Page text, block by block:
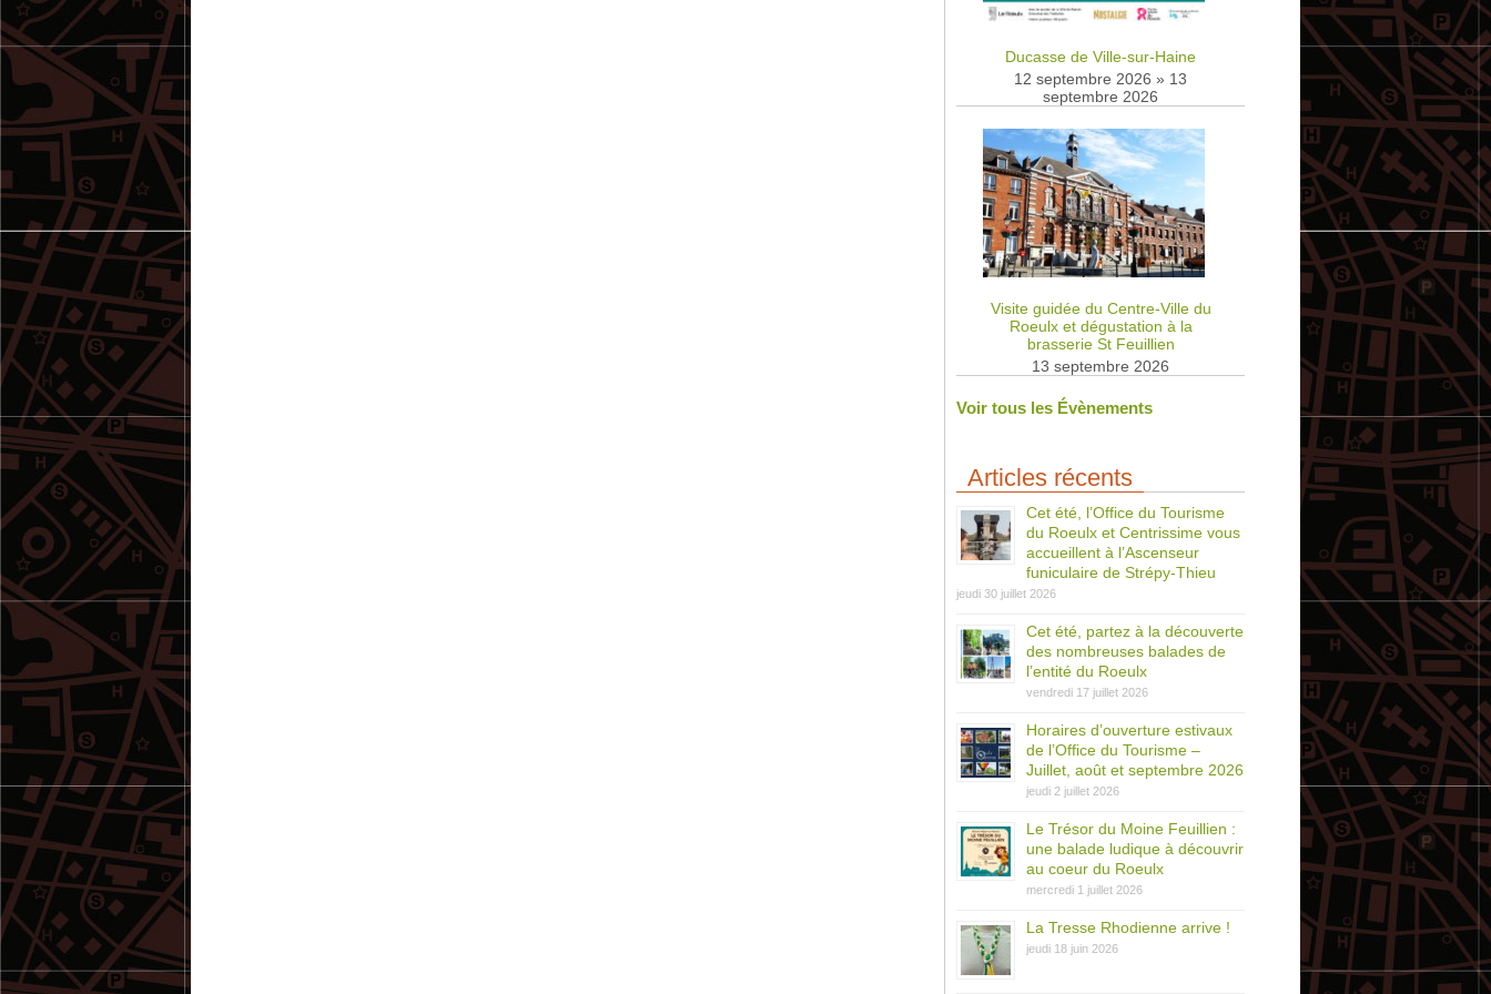
Ducasse de Ville-sur-Haine
12 septembre 2026 » 13
septembre 2026
Visite guidée du Centre-Ville du
Roeulx et dégustation à la
brasserie St Feuillien
13 septembre 2026
Voir tous les Évènements
Articles récents
Cet été, l’Office du Tourisme
du Roeulx et Centrissime vous
accueillent à l’Ascenseur
funiculaire de Strépy-Thieu
jeudi 30 juillet 2026
Cet été, partez à la découverte
des nombreuses balades de
l’entité du Roeulx
vendredi 17 juillet 2026
Horaires d’ouverture estivaux
de l’Office du Tourisme –
Juillet, août et septembre 2026
jeudi 2 juillet 2026
Le Trésor du Moine Feuillien :
une balade ludique à découvrir
au coeur du Roeulx
mercredi 1 juillet 2026
La Tresse Rhodienne arrive !
jeudi 18 juin 2026